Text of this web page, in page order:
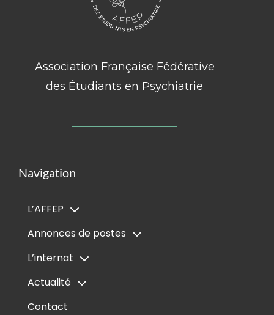
Association Française Fédérative
des Étudiants en Psychiatrie
Navigation
L’AFFEP
Annonces de postes
L’internat
Actualité
Contact